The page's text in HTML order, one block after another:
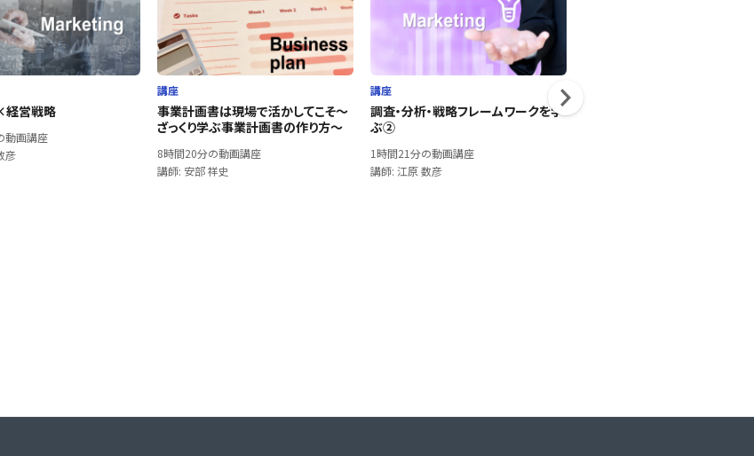
営戦略
動画講座
彦
講座
事業計画書は現場で活かしてこそ〜
ざっくり学ぶ事業計画書の作り方〜
8時間20分の動画講座
講師: 安部 祥史
講座
調査・分析・戦略フレームワークを学
ぶ②
1時間21分の動画講座
講師: 江原 数彦